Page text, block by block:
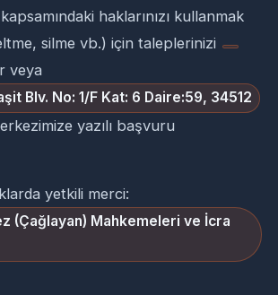
haklarınızı kullanmak
silme vb.) için taleplerinizi
veya
Blv. No: 1/F Kat: 6 Daire:59, 34512
yazılı başvuru
yetkili merci:
(Çağlayan) Mahkemeleri ve İcra